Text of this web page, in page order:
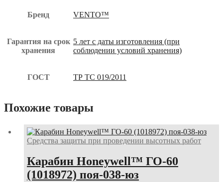
Бренд VENTO™
Гарантия на срок
хранения
5 лет с даты изготовления (при
соблюдении условий хранения)
ГОСТ ТР ТС 019/2011
Похожие товары
Средства защиты при проведении высотных работ
Карабин Honeywell™ ГО-60
(1018972) поя-038-юз